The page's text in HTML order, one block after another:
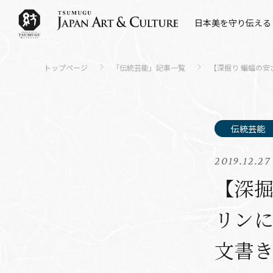
日本美を守り伝え
トップページ 「伝統芸能」記事一覧 【深掘り 蝙蝠の
2019.12.27
【深
リン
文書